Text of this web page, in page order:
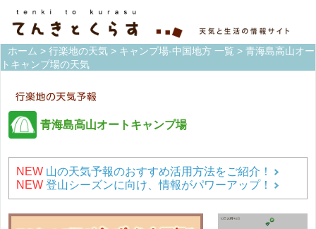
ホーム > 行楽地の天気 > キャンプ場-中国地方 一覧 > 青海島高山オー
トキャンプ場の天気
青海島高山オートキャンプ場
NEW 山の天気予報のおすすめ活用方法をご紹介！
NEW 登山シーズンに向け、情報がパワーアップ！